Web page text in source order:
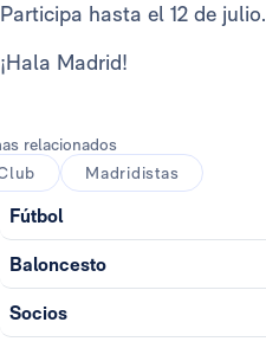
Participa hasta el 12 de julio.
¡Hala Madrid!
relacionados
Madridistas
Fútbol
Baloncesto
Socios